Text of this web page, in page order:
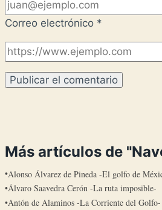
Correo electrónico *
Más artículos de
Alonso Álvarez de Pineda -El golfo de
Álvaro Saavedra Cerón -La ruta imposible-
Antón de Alaminos -La Corriente del Golfo-